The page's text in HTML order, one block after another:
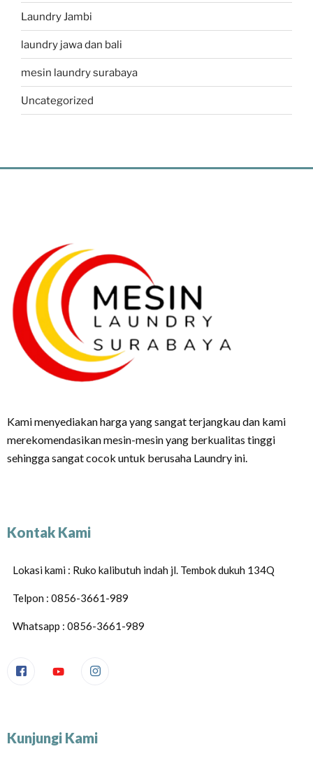
Laundry Jambi
laundry jawa dan bali
mesin laundry surabaya
Uncategorized
Kami menyediakan harga yang sangat terjangkau dan kami
merekomendasikan mesin-mesin yang berkualitas tinggi
sehingga sangat cocok untuk berusaha Laundry ini.
Kontak Kami
Lokasi kami : Ruko kalibutuh indah jl. Tembok dukuh 134Q
Telpon : 0856-3661-989
Whatsapp : 0856-3661-989
Kunjungi Kami